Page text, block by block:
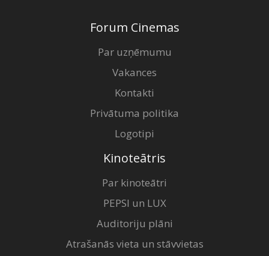
Forum Cinemas
Par uzņēmumu
Vakances
Kontakti
Privātuma politika
Logotipi
Kinoteātris
Par kinoteātri
PEPSI un LUX
Auditoriju plāni
Atrašanās vieta un stāvvietas